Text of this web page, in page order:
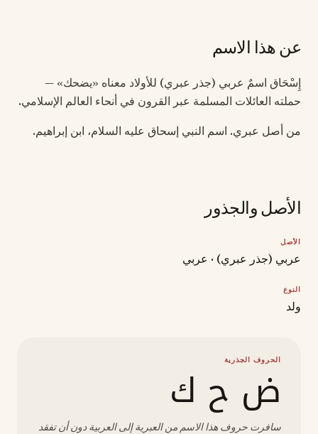
عن هذا الاسم
إِسْحَاق اسمٌ عربي (جذر عبري) للأولاد معناه «يضحك» —
حملته العائلات المسلمة عبر القرون في أنحاء العالم الإسلامي.
من أصل عبري. اسم النبي إسحاق عليه السلام، ابن إبراهيم.
الأصل والجذور
الأصل
عربي (جذر عبري) · عربي
النوع
ولد
الحروف الجذرية
ض ح ك
سافرت حروف هذا الاسم من العبرية إلى العربية دون أن تفقد